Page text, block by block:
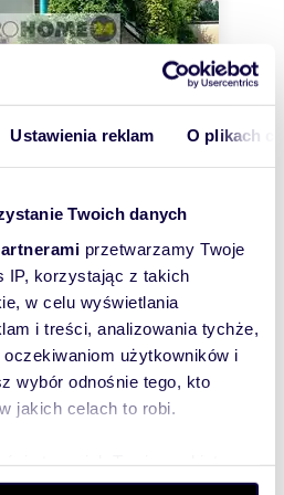
Ustawienia reklam O plikach
Twoich danych
przetwarzamy Twoje
IP, korzystając z takich
w celu wyświetlania
i treści, analizowania tychże,
użytkowników i
wybór odnośnie tego, kto
jakich celach to robi.
ustaw własne preferencje w
ha 13 35zł/m2
Zawady
! Wolnostojący dom
rozwijającej się
Trzykond...